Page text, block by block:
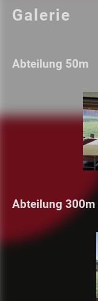
Galerie
Abteilung 50m
Abteilung 300m